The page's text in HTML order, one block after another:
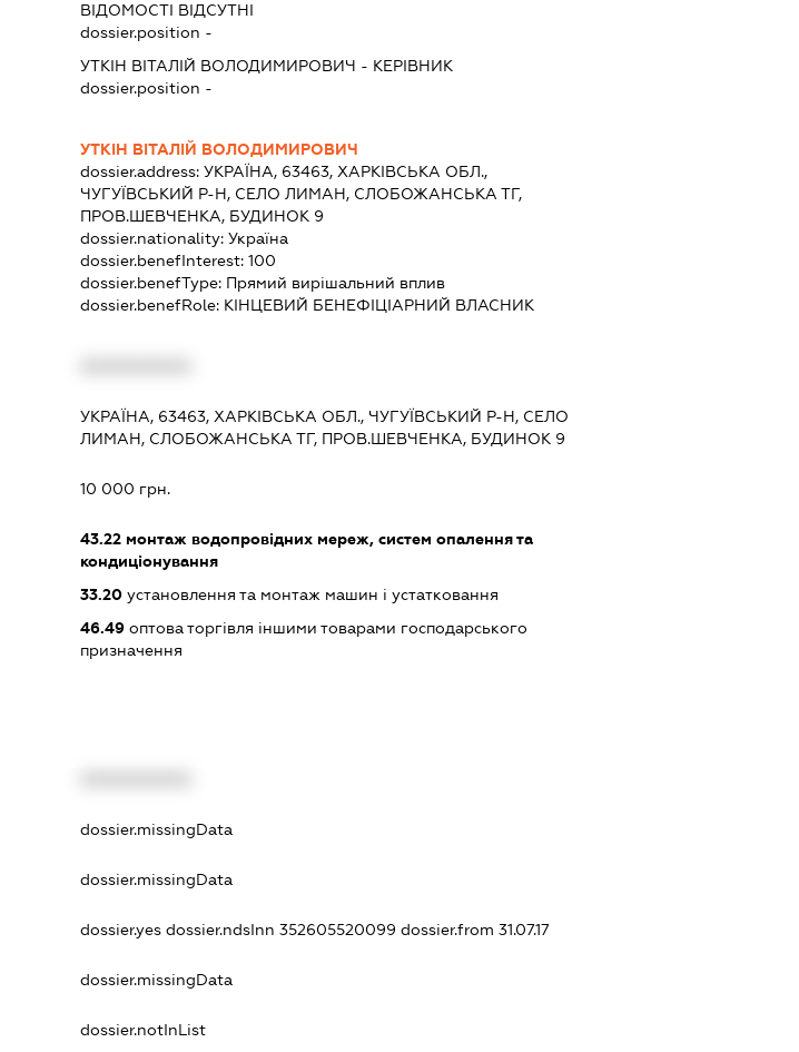
ВІДОМОСТІ ВІДСУТНІ
dossier.position -
УТКІН ВІТАЛІЙ ВОЛОДИМИРОВИЧ - КЕРІВНИК
dossier.position -
УТКІН ВІТАЛІЙ ВОЛОДИМИРОВИЧ
dossier.address:УКРАЇНА, 63463, ХАРКІВСЬКА ОБЛ.,
ЧУГУЇВСЬКИЙ Р-Н, СЕЛО ЛИМАН, СЛОБОЖАНСЬКА ТГ,
ПРОВ.ШЕВЧЕНКА, БУДИНОК 9
dossier.nationality:Україна
dossier.benefInterest:100
dossier.benefType: Прямий вирішальний вплив
dossier.benefRole: КІНЦЕВИЙ БЕНЕФІЦІАРНИЙ ВЛАСНИК
УКРАЇНА, 63463, ХАРКІВСЬКА ОБЛ., ЧУГУЇВСЬКИЙ Р-Н, СЕЛО
ЛИМАН, СЛОБОЖАНСЬКА ТГ, ПРОВ.ШЕВЧЕНКА, БУДИНОК 9
10 000 грн.
43.22 монтаж водопровідних мереж, систем опалення та
кондиціонування
33.20 установлення та монтаж машин і устатковання
46.49 оптова торгівля іншими товарами господарського
призначення
dossier.missingData
dossier.missingData
dossier.yesdossier.ndsInn 352605520099dossier.from 31.07.17
dossier.missingData
dossier.notInList